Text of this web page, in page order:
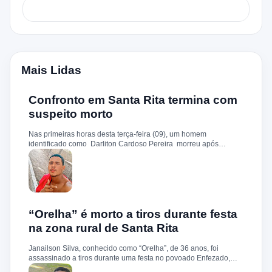
Mais Lidas
Confronto em Santa Rita termina com
suspeito morto
Nas primeiras horas desta terça-feira (09), um homem
identificado como Darliton Cardoso Pereira morreu após
confronto com a Polícia Militar no povoado Timbotiba, zona rural
de Santa Rita. De acordo com a PM, os policiais estavam
cumprindo um mandado de prisão contra Darliton, apontado
como um dos suspeitos pela morte brutal de Leandro Sena ,
ocorrida em 25 de fevereiro de 2024. A vítima teria sido
chocou a cidade. Durante a ação, o suspeito teria reagido à
Darliton foi atingido, chegou a ser socorrido e levado ao hospital
operações e cumprimento de mandados na região.
“Orelha” é morto a tiros durante festa
na zona rural de Santa Rita
Janailson Silva, conhecido como “Orelha”, de 36 anos, foi
assassinado a tiros durante uma festa no povoado Enfezado,
zona rural de Santa Rita, na noite desta quinta-feira (01). De